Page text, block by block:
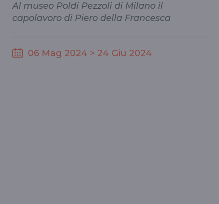
Al museo Poldi Pezzoli di Milano il
capolavoro di Piero della Francesca
06 Mag 2024 > 24 Giu 2024